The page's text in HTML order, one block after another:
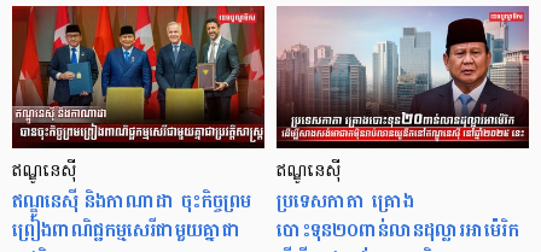
ឥណ្ឌូនេស៊ី
ឥណ្ឌូនេស៊ី និងកាណាដា ចុះកិច្ចព្រម
ព្រៀងពាណិជ្ជកម្មសេរីជាមួយគ្នាជា
ឥណ្ឌូនេស៊ី
ប្រទេសកាតា គ្រោង
បោះទុន២០ពាន់លានដុល្លារអាម៉េរិក